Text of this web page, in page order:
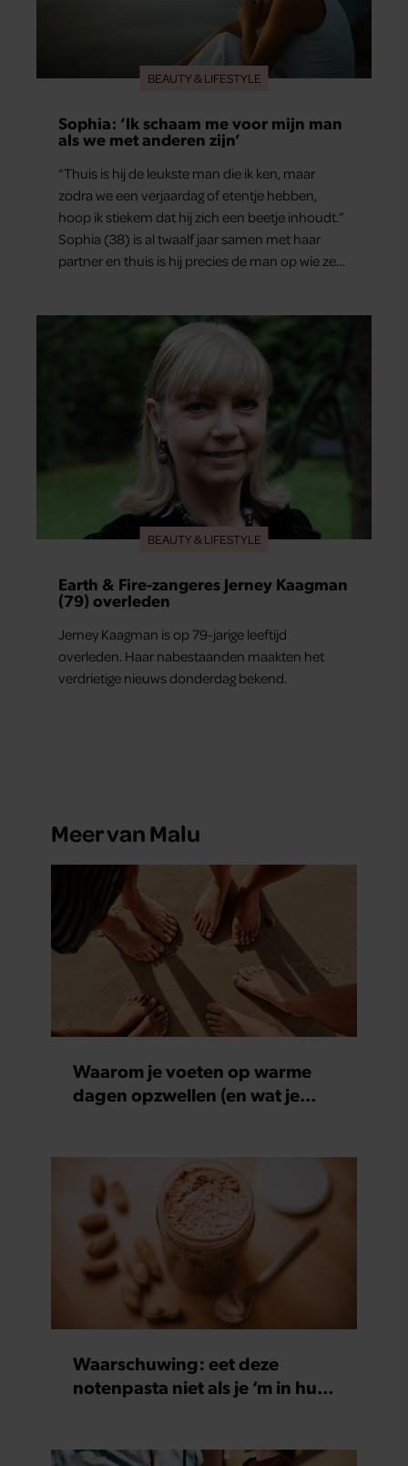
BEAUTY & LIFESTYLE
Sophia: ‘Ik schaam me voor mijn man
als we met anderen zijn’
“Thuis is hij de leukste man die ik ken, maar
zodra we een verjaardag of etentje hebben,
hoop ik stiekem dat hij zich een beetje inhoudt.”
Sophia (38) is al twaalf jaar samen met haar
partner en thuis is hij precies de man op wie ze
ze samen onder de mensen zijn.
BEAUTY & LIFESTYLE
Earth & Fire-zangeres Jerney Kaagman
(79) overleden
Jerney Kaagman is op 79-jarige leeftijd
overleden. Haar nabestaanden maakten het
verdrietige nieuws donderdag bekend.
Meer van Malu
Waarom je voeten op warme
dagen opzwellen (en wat je
Waarschuwing: eet deze
notenpasta niet als je ‘m in huis